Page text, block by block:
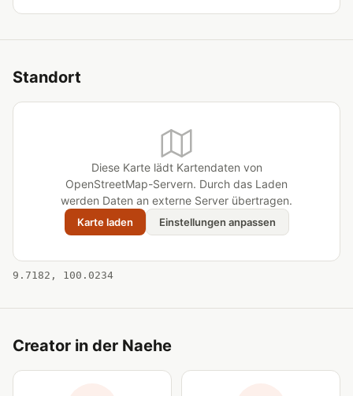
Standort
Diese Karte lädt Kartendaten von
OpenStreetMap-Servern. Durch das Laden
werden Daten an externe Server übertragen.
Karte laden Einstellungen anpassen
9.7182, 100.0234
Creator in der Naehe